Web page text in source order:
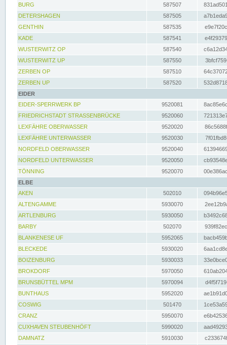
BURG
587507
DETERSHAGEN
587505
GENTHIN
587535
KADE
587541
WUSTERWITZ OP
587540
WUSTERWITZ UP
587550
ZERBEN OP
587510
ZERBEN UP
587520
EIDER
EIDER-SPERRWERK BP
9520081
FRIEDRICHSTADT STRASSENBRÜCKE
9520060
LEXFÄHRE OBERWASSER
9520020
LEXFÄHRE UNTERWASSER
9520030
NORDFELD OBERWASSER
9520040
NORDFELD UNTERWASSER
9520050
TÖNNING
9520070
ELBE
AKEN
502010
ALTENGAMME
5930070
ARTLENBURG
5930050
BARBY
502070
BLANKENESE UF
5952065
BLECKEDE
5930020
BOIZENBURG
5930033
BROKDORF
5970050
BRUNSBÜTTEL MPM
5970094
BUNTHAUS
5952020
COSWIG
501470
CRANZ
5950070
CUXHAVEN STEUBENHÖFT
5990020
DAMNATZ
5910030